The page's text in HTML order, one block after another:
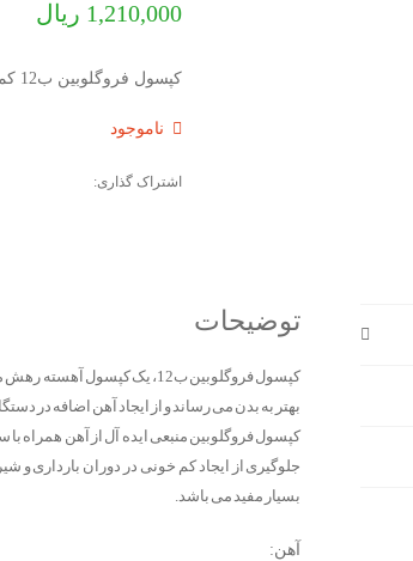
1,210,000 ریال
کپسول فروگلوبین ب12 کمک به تامین آهن مورد نیاز روزانه بدن، محصول شرکت ویتابوتیکس انگلستان
ناموجود
اشتراک گذاری:
توضیحات
کپسول فروگلوبین ب12، یک
بهتر به بدن می رساند و از ایجاد آهن اضافه در
جلوگیری از ایجاد کم خونی در دوران بارداری
بسیار مفید می باشد.
آهن: